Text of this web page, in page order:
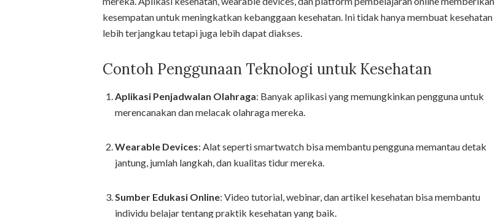
kesempatan untuk meningkatkan kebanggaan kesehatan. Ini tidak hanya membuat kesehatan
lebih terjangkau tetapi juga lebih dapat diakses.
Contoh Penggunaan Teknologi untuk Kesehatan
Aplikasi Penjadwalan Olahraga: Banyak aplikasi yang memungkinkan pengguna untuk
merencanakan dan melacak olahraga mereka.
Wearable Devices: Alat seperti smartwatch bisa membantu pengguna memantau detak
jantung, jumlah langkah, dan kualitas tidur mereka.
Sumber Edukasi Online: Video tutorial, webinar, dan artikel kesehatan bisa membantu
individu belajar tentang praktik kesehatan yang baik.